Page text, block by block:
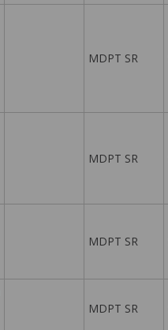
MDPT SR
MDPT SR
MDPT SR
MDPT SR